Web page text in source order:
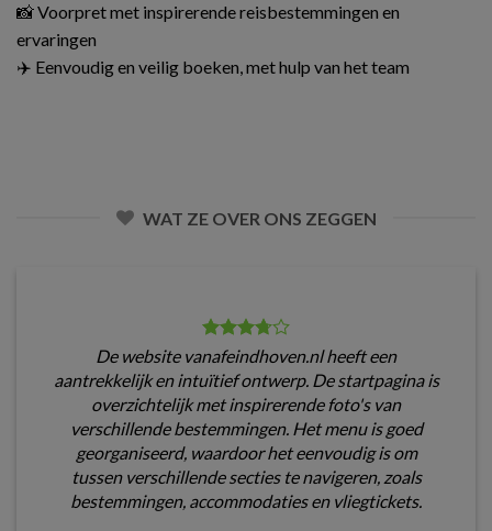
📸 Voorpret met inspirerende reisbestemmingen en
ervaringen
✈️ Eenvoudig en veilig boeken, met hulp van het team
WAT ZE OVER ONS ZEGGEN
De website vanafeindhoven.nl heeft een
aantrekkelijk en intuïtief ontwerp. De startpagina is
overzichtelijk met inspirerende foto's van
verschillende bestemmingen. Het menu is goed
georganiseerd, waardoor het eenvoudig is om
tussen verschillende secties te navigeren, zoals
bestemmingen, accommodaties en vliegtickets.